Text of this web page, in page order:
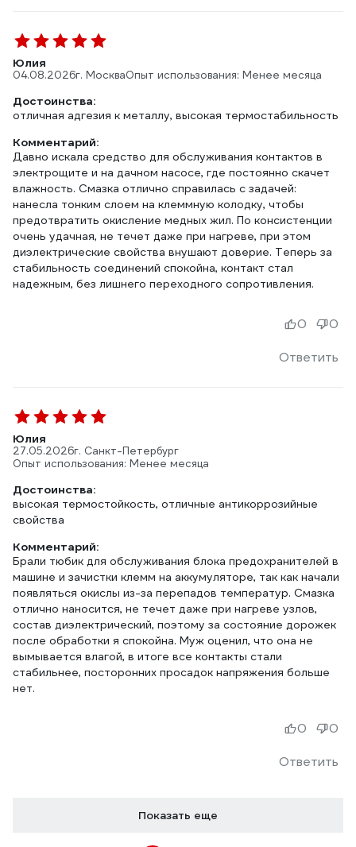
Юлия
04.08.2026г. МоскваОпыт использования: Менее месяца
Достоинства:
отличная адгезия к металлу, высокая термостабильность
Комментарий:
Давно искала средство для обслуживания контактов в
электрощите и на дачном насосе, где постоянно скачет
влажность. Смазка отлично справилась с задачей:
нанесла тонким слоем на клеммную колодку, чтобы
предотвратить окисление медных жил. По консистенции
очень удачная, не течет даже при нагреве, при этом
диэлектрические свойства внушают доверие. Теперь за
стабильность соединений спокойна, контакт стал
надежным, без лишнего переходного сопротивления.
Ответить
0 0
Юлия
27.05.2026г. Санкт-Петербург
Опыт использования: Менее месяца
Достоинства:
высокая термостойкость, отличные антикоррозийные
свойства
Комментарий:
Брали тюбик для обслуживания блока предохранителей в
машине и зачистки клемм на аккумуляторе, так как начали
появляться окислы из-за перепадов температур. Смазка
отлично наносится, не течет даже при нагреве узлов,
состав диэлектрический, поэтому за состояние дорожек
после обработки я спокойна. Муж оценил, что она не
вымывается влагой, в итоге все контакты стали
стабильнее, посторонних просадок напряжения больше
нет.
Ответить
0 0
Показать еще